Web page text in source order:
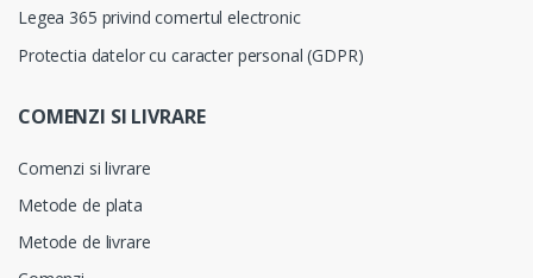
Legea 365 privind comertul electronic
Protectia datelor cu caracter personal (GDPR)
COMENZI SI LIVRARE
Comenzi si livrare
Metode de plata
Metode de livrare